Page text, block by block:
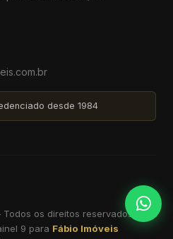
desde 1984
os direitos reservados.
9 para Fábio Imóveis